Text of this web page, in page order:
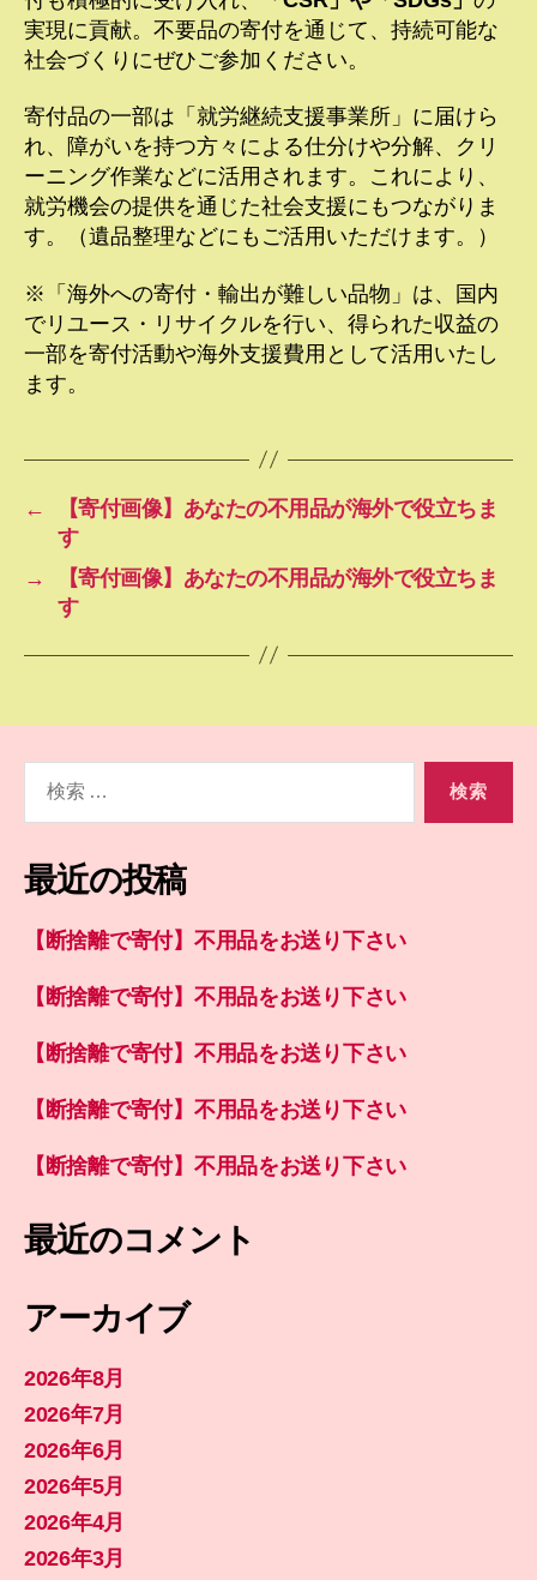
実現に貢献。不要品の寄付を通じて、持続可能な
社会づくりにぜひご参加ください。
寄付品の一部は「就労継続支援事業所」に届けら
れ、障がいを持つ方々による仕分けや分解、クリ
ーニング作業などに活用されます。これにより、
就労機会の提供を通じた社会支援にもつながりま
す。（遺品整理などにもご活用いただけます。）
※「海外への寄付・輸出が難しい品物」は、国内
でリユース・リサイクルを行い、得られた収益の
一部を寄付活動や海外支援費用として活用いたし
ます。
←
【寄付画像】あなたの不用品が海外で役立ちま
す
→
【寄付画像】あなたの不用品が海外で役立ちま
す
象:
最近の投稿
【断捨離で寄付】不用品をお送り下さい
【断捨離で寄付】不用品をお送り下さい
【断捨離で寄付】不用品をお送り下さい
【断捨離で寄付】不用品をお送り下さい
【断捨離で寄付】不用品をお送り下さい
最近のコメント
アーカイブ
2026年8月
2026年7月
2026年6月
2026年5月
2026年4月
2026年3月